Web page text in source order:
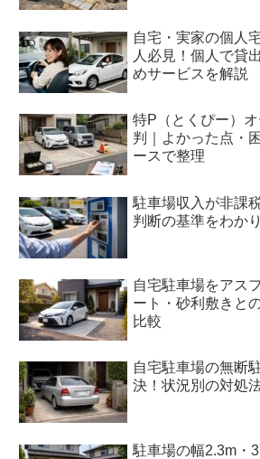
自宅・実家の個人
人必見！個人で貸
めサービスを解説
特P（とくぴー）
判｜よかった点・
ースで整理
駐車場収入が非課
判断の基準をわか
自宅駐車場をアス
ート・砂利敷きと
比較
自宅駐車場の無断
決！状況別の対処
駐車場の幅2.3m・